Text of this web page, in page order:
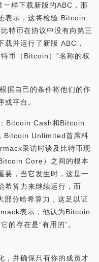
样下载新版的ABC，那
表示，这将检验 Bitcoin
特币在协议中没有向第三
载并运行了新版 ABC，
币（Bitcoin）”名称的权
据自己的条件将他们的作
平台。
Bitcoin Cash和Bitcoin
Bitcoin Unlimited首席科
采访时谈及比特币现
Core）之间的根本
要，当它发生时，这是一
希算力来继续运行，而
分哈希算力，这足以证
表示，他认为Bitcoin
的存在是“有用的”。
，并确保只有你的成员才